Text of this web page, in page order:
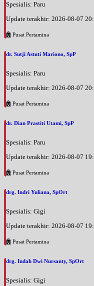
Spesialis: Paru
Update terakhir: 2026-08-07
Pusat Pertamina
dr. Sutji Astuti Mariono, SpP
Spesialis: Paru
Update terakhir: 2026-08-07
Pusat Pertamina
dr. Dian Prastiti Utami, SpP
Spesialis: Paru
Update terakhir: 2026-08-07
Pusat Pertamina
drg. Indri Yuliana, SpOrt
Spesialis: Gigi
Update terakhir: 2026-08-07
Pusat Pertamina
drg. Indah Dwi Nursanty, SpOrt
Spesialis: Gigi